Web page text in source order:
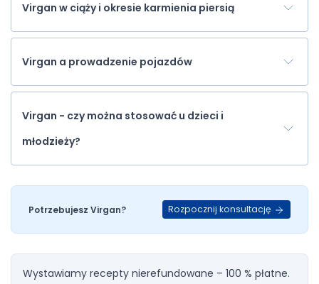
Virgan w ciąży i okresie karmienia piersią
Virgan a prowadzenie pojazdów
Virgan - czy można stosować u dzieci i
młodzieży?
Potrzebujesz Virgan? Rozpocznij konsultację
Wystawiamy recepty nierefundowane – 100 % płatne.